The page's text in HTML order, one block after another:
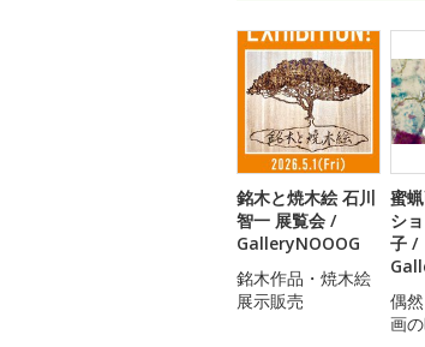
銘木と焼木絵 石川
智一 展覧会 /
GalleryNOOOG
銘木作品・焼木絵
展示販売
蜜
シ
子 /
偶
画の